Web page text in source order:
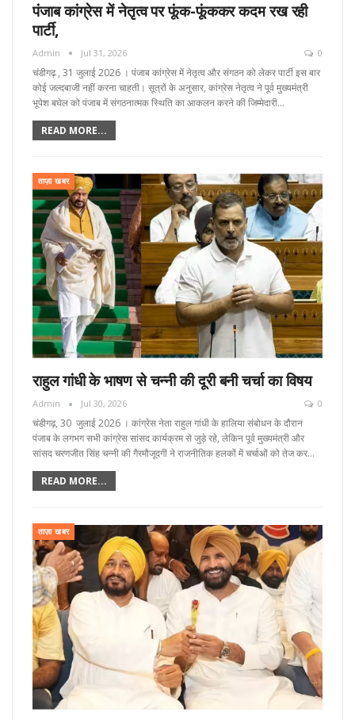
पंजाब कांग्रेस में नेतृत्व पर फूंक-फूंककर कदम रख रही
पार्टी,
Admin Jul 31, 2026 0
चंडीगढ़ , 31 जुलाई 2026 । पंजाब कांग्रेस में नेतृत्व और संगठन को लेकर पार्टी इस बार
कोई जल्दबाजी नहीं करना चाहती। सूत्रों के अनुसार, कांग्रेस नेतृत्व ने पूर्व मुख्यमंत्री
भूपेश बघेल को पंजाब में संगठनात्मक स्थिति का आकलन करने की जिम्मेदारी…
READ MORE...
ताज़ा खबर
राहुल गांधी के भाषण से चन्नी की दूरी बनी चर्चा का विषय
Admin Jul 30, 2026 0
चंडीगढ़, 30 जुलाई 2026 । कांग्रेस नेता राहुल गांधी के हालिया संबोधन के दौरान
पंजाब के लगभग सभी कांग्रेस सांसद कार्यक्रम से जुड़े रहे, लेकिन पूर्व मुख्यमंत्री और
सांसद चरणजीत सिंह चन्नी की गैरमौजूदगी ने राजनीतिक हलकों में चर्चाओं को तेज कर…
READ MORE...
ताज़ा खबर